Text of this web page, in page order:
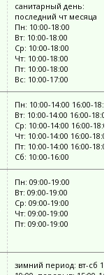
санитарный день:
последний чт месяца
Пн: 10:00-18:00
Вт: 10:00-18:00
Ср: 10:00-18:00
Чт: 10:00-18:00
Пт: 10:00-18:00
Вс: 10:00-17:00
Пн: 10:00-14:00 16:00-
Вт: 10:00-14:00 16:00-18:00
Ср: 10:00-14:00 16:00-18:00
Чт: 10:00-14:00 16:00-18:00
Пт: 10:00-14:00 16:00-18:00
Сб: 10:00-16:00
Пн: 09:00-19:00
Вт: 09:00-19:00
Ср: 09:00-19:00
Чт: 09:00-19:00
Пт: 09:00-19:00
зимний период: вт-сб